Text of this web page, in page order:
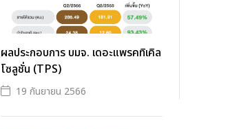
ผลประกอบการ บมจ. เดอะแพรคทิเคิล
โซลูชั่น (TPS)
19 กันยายน 2566